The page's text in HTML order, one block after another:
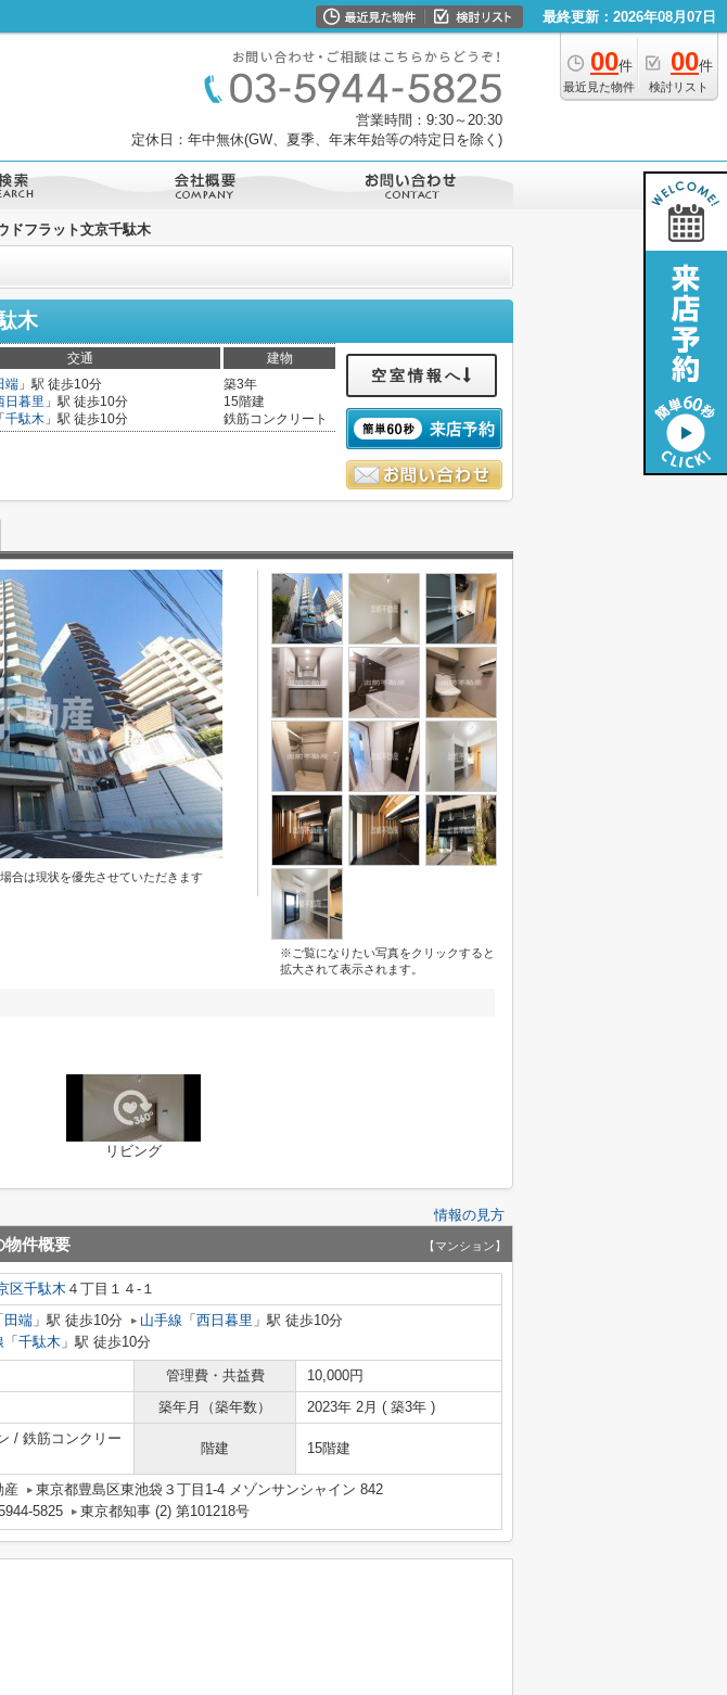
最終更新：2026年08月07日
00件
最近見た物件
00件
検討リスト
営業時間：9:30～20:30
定休日：年中無休(GW、夏季、年末年始等の特定日を除く)
ドフラット文京千駄木
木
交通 建物
端 」駅 徒歩10分
日暮里 」駅 徒歩10分
「 千駄木 」駅 徒歩10分
築3年
15階建
鉄筋コンクリート
空室情報へ
合は現状を優先させていただきます
※ご覧になりたい写真をクリックすると
拡大されて表示されます。
リビング
情報の見方
物件概要 【マンション】
区千駄木 ４丁目１４-１
田端 」駅 徒歩10分 山手線 「 西日暮里 」駅 徒歩10分
「 千駄木 」駅 徒歩10分
管理費・共益費
10,000円
築年月（築年数） 2023年 2月 ( 築3年 )
/ 鉄筋コンクリー
階建 15階建
産
東京都豊島区東池袋３丁目1-4 メゾンサンシャイン 842
5825
東京都知事 (2) 第101218号